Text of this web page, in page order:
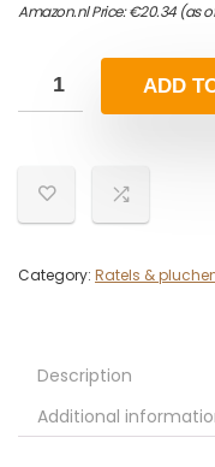
Amazon.nl Price:€20.34(as
ADD
Category: Ratels &
Description
Additional